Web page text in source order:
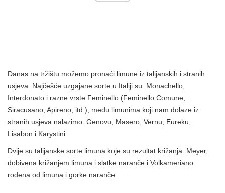
Danas na tržištu možemo pronaći limune iz talijanskih i stranih
usjeva. Najčešće uzgajane sorte u Italiji su: Monachello,
Interdonato i razne vrste Feminello (Feminello Comune,
Siracusano, Apireno, itd.); među limunima koji nam dolaze iz
stranih usjeva nalazimo: Genovu, Masero, Vernu, Eureku,
Lisabon i Karystini.
Dvije su talijanske sorte limuna koje su rezultat križanja: Meyer,
dobivena križanjem limuna i slatke naranče i Volkameriano
rođena od limuna i gorke naranče.